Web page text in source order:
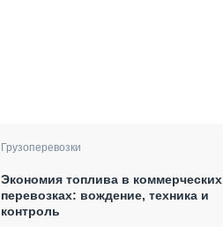
Грузоперевозки
Экономия топлива в коммерческих
перевозках: вождение, техника и
контроль